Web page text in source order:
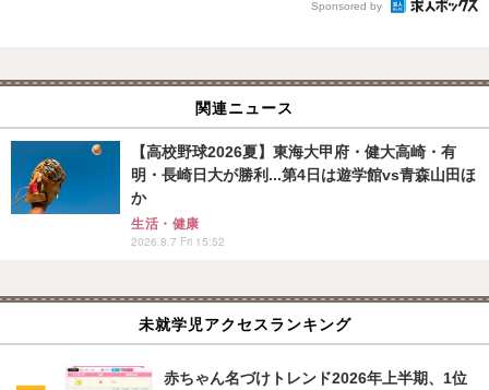
Sponsored by
関連ニュース
【高校野球2026夏】東海大甲府・健大高崎・有
明・長崎日大が勝利...第4日は遊学館vs青森山田ほ
か
生活・健康
2026.8.7 Fri 15:52
未就学児アクセスランキング
赤ちゃん名づけトレンド2026年上半期、1位